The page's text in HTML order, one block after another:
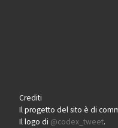
Crediti
Il progetto del sito è di
Il logo di @codex_tweet.